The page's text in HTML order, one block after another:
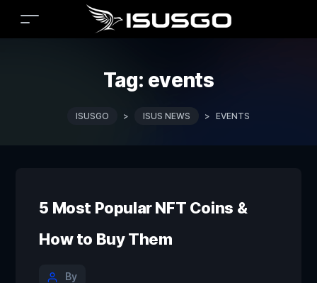
Tag: events
ISUSGO > ISUS NEWS > EVENTS
5 Most Popular NFT Coins &
How to Buy Them
By